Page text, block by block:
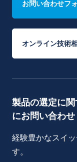
お問い合わせフ
オンライン技術
製品の選定に
にお問い合わせ
経験豊かなスイ
す。